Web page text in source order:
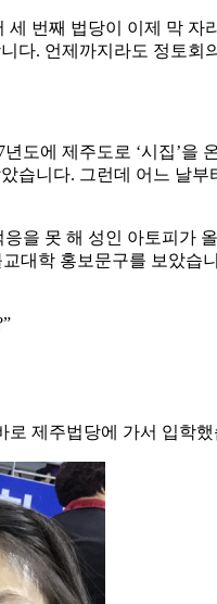
세 번째 법당이 이제 막
다. 언제까지라도 정토
도에 제주도로 ‘시집’
습니다. 그런데 어느 날
을 못 해 성인 아토피가
대학 홍보문구를 보았
로 제주법당에 가서 입학했